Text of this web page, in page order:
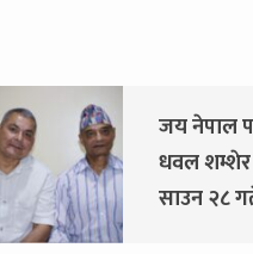
जय नेपाल पार्टी
धवल शम्शेर र
साउन २८ गते
आयोग जाने